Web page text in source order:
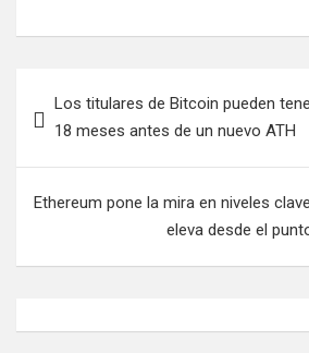
de Los titulares de Bitcoin pueden
18 meses antes de un nuevo ATH
Ethereum pone la mira en niveles
eleva desde el